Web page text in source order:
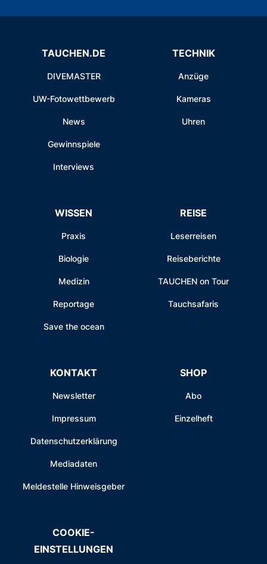
TAUCHEN.DE
DIVEMASTER
UW-Fotowettbewerb
News
Gewinnspiele
Interviews
TECHNIK
Anzüge
Kameras
Uhren
WISSEN
Praxis
Biologie
Medizin
Reportage
Save the ocean
REISE
Leserreisen
Reiseberichte
TAUCHEN on Tour
Tauchsafaris
KONTAKT
Newsletter
Impressum
Datenschutzerklärung
Mediadaten
Meldestelle Hinweisgeber
SHOP
Abo
Einzelheft
COOKIE-
EINSTELLUNGEN